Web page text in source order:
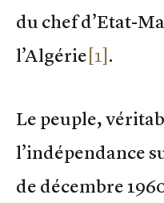
du chef d’Etat-
l’Algérie[1].
Le peuple,
l’indépendance
de décembre